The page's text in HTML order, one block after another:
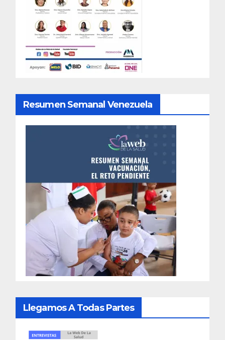
Resumen Semanal Venezuela
Llegamos A Todas Partes